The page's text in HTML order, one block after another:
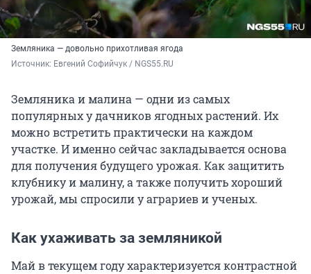
Земляника — довольно прихотливая ягода
Источник: Евгений Софийчук / NGS55.RU
Земляника и малина — одни из самых
популярных у дачников ягодных растений. Их
можно встретить практически на каждом
участке. И именно сейчас закладывается основа
для получения будущего урожая. Как защитить
клубнику и малину, а также получить хороший
урожай, мы спросили у аграриев и ученых.
Как ухаживать за земляникой
Май в текущем году характеризуется контрастной